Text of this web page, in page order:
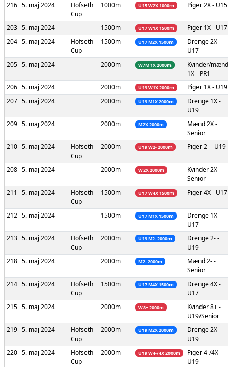
216 5. maj 2024
Hofseth
Cup
1000m U15 W2X 1000m Piger2X - U15
203 5. maj 2024 1500m U17 W1X 1500m Piger 1X - U17
204 5. maj 2024
Hofseth
Cup
1500m U17 M2X 1500m Drenge2X -
U17
205 5. maj 2024 2000m W/M 1X 2000m
Kvinder/mænd
1X - PR1
206 5. maj 2024 2000m U19 W1X 2000m Piger 1X - U19
207 5. maj 2024 2000m U19 M1X 2000m Drenge 1X -
U19
209 5. maj 2024 2000m M2X 2000m Mænd2X -
Senior
210 5. maj 2024
Hofseth
Cup
2000m U19 W2- 2000m Piger2- - U19
208 5. maj 2024 2000m W2X 2000m Kvinder2X -
Senior
211
5. maj 2024
Hofseth
Cup
1500m U17 W4X 1500m Piger4X - U17
212 5. maj 2024 1500m U17 M1X 1500m Drenge 1X -
U17
213 5. maj 2024
Hofseth
Cup
2000m U19 M2- 2000m Drenge2- -
U19
218 5. maj 2024 2000m M2- 2000m Mænd2- -
Senior
214 5. maj 2024
Hofseth
Cup
1500m U17 M4X 1500m Drenge4X -
U17
215 5. maj 2024 2000m W8+ 2000m Kvinder8+ -
U19/Senior
219 5. maj 2024
Hofseth
Cup
2000m U19 M2X 2000m Drenge2X -
U19
220 5. maj 2024
Hofseth
Cup
2000m U19 W4-/4X 2000m Piger4-/4X -
U19